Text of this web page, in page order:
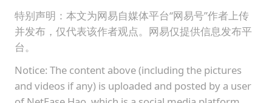
特别声明：本文为网易自媒体平台“网易号”作者上传
并发布，仅代表该作者观点。网易仅提供信息发布平
台。
Notice: The content above (including the pictures
and videos if any) is uploaded and posted by a user